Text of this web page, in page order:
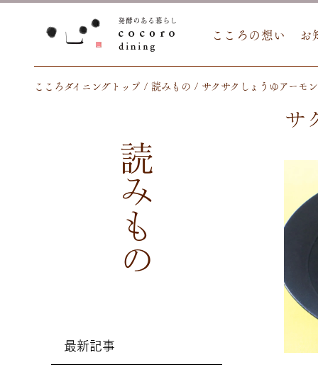
こころの想い お
こころダイニングトップ 読みもの サクサクしょうゆアーモ
読みもの
最新記事
サ